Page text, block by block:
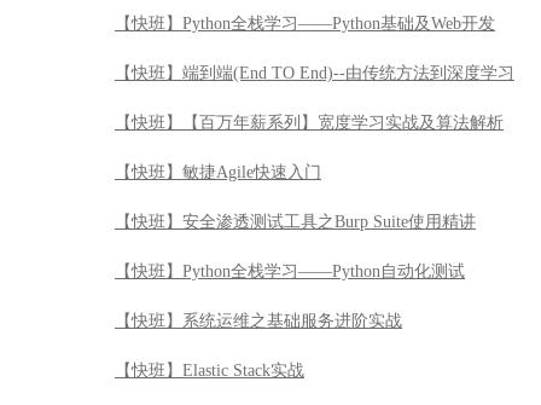
【快班】Python全栈学习——Python基础及Web开发
【快班】端到端(End TO End)--由传统方法到深度学习
【快班】【百万年薪系列】宽度学习实战及算法解析
【快班】敏捷Agile快速入门
【快班】安全渗透测试工具之Burp Suite使用精讲
【快班】Python全栈学习——Python自动化测试
【快班】系统运维之基础服务进阶实战
【快班】Elastic Stack实战